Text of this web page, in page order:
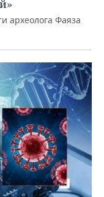
археолога Фаяза